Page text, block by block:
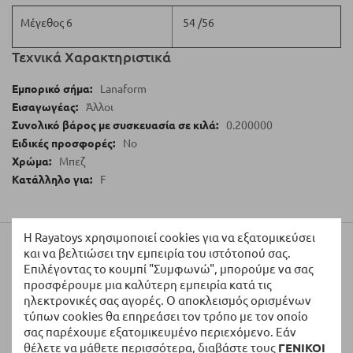
Η Rayatoys χρησιμοποιεί cookies για να εξατομικεύσει
και να βελτιώσει την εμπειρία του ιστότοπού σας.
Επιλέγοντας το κουμπί "Συμφωνώ", μπορούμε να σας
προσφέρουμε μια καλύτερη εμπειρία κατά τις
ηλεκτρονικές σας αγορές. Ο αποκλεισμός ορισμένων
τύπων cookies θα επηρεάσει τον τρόπο με τον οποίο
σας παρέχουμε εξατομικευμένο περιεχόμενο. Εάν
θέλετε να μάθετε περισσότερα, διαβάστε τους ΓΕΝΙΚΟΙ
Μέγεθος 6 54 /56
Τεχνικά Χαρακτηριστικά
Lanaform
Άλλοι
0.200000
No
Μπεζ
F
Αξιολογήσεις
Γράψτε τη Δική σας Αξιολόγηση:
Η Βαθμολογία σας